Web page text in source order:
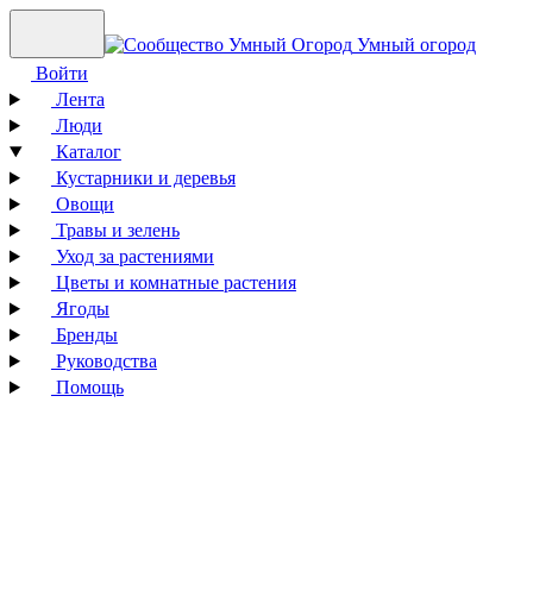
Умный огород
Войти
Лента
Люди
Каталог
Кустарники и деревья
Овощи
Травы и зелень
Уход за растениями
Цветы и комнатные растения
Ягоды
Бренды
Руководства
Помощь